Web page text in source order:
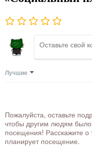
Лучшие
Пожалуйста, оставьте
чтобы другим людям
посещения! Расскажите о
планирует посещение.